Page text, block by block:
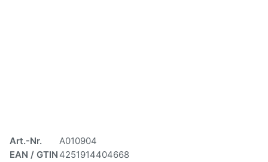
Art.-Nr.
A010904
EAN / GTIN 4251914404668